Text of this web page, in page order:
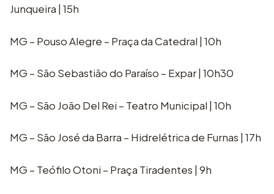
Junqueira | 15h
MG – Pouso Alegre – Praça da Catedral | 10h
MG – São Sebastião do Paraíso – Expar | 10h30
MG – São João Del Rei – Teatro Municipal | 10h
MG – São José da Barra – Hidrelétrica de Furnas | 17h
MG – Teófilo Otoni – Praça Tiradentes | 9h